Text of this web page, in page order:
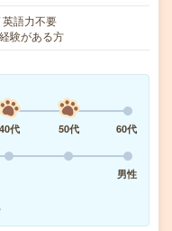
語力不要
験がある方
40代 50代
60代
男性